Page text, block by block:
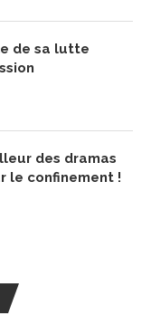
de sa lutte
des dramas
le confinement !